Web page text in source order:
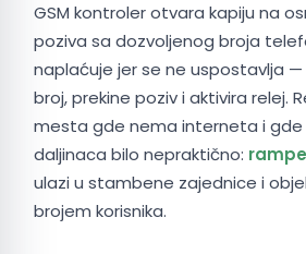
GSM kontroler otvara kapiju na
poziva sa dozvoljenog broja
naplaćuje jer se ne uspostavlja
broj, prekine poziv i aktivira relej.
mesta gde nema interneta i gde
daljinaca bilo nepraktično: rampe
ulazi u stambene zajednice i
brojem korisnika.